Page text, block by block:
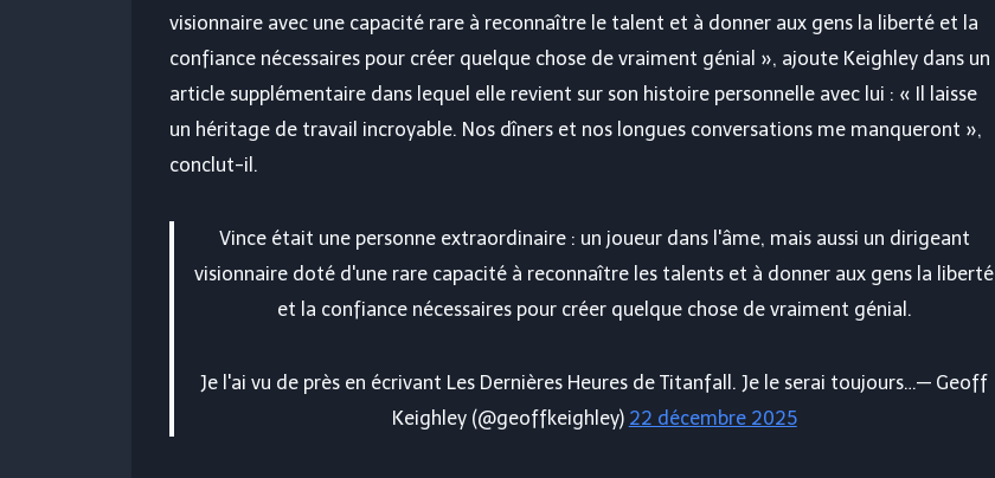
visionnaire avec une capacité rare à reconnaître le talent et à donner aux gens la liberté et la
confiance nécessaires pour créer quelque chose de vraiment génial », ajoute Keighley dans un
article supplémentaire dans lequel elle revient sur son histoire personnelle avec lui : « Il laisse
un héritage de travail incroyable. Nos dîners et nos longues conversations me manqueront »,
conclut-il.
Vince était une personne extraordinaire : un joueur dans l'âme, mais aussi un dirigeant
visionnaire doté d'une rare capacité à reconnaître les talents et à donner aux gens la liberté
et la confiance nécessaires pour créer quelque chose de vraiment génial.
Je l'ai vu de près en écrivant Les Dernières Heures de Titanfall. Je le serai toujours…— Geoff
Keighley (@geoffkeighley) 22 décembre 2025